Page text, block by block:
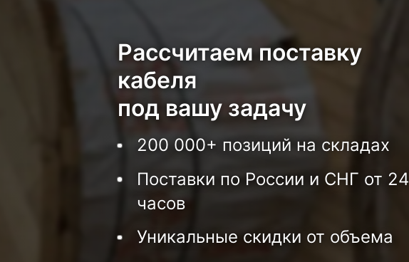
Рассчитаем поставку
кабеля
под вашу задачу
200 000+ позиций на складах
Поставки по России и СНГ от 24
часов
Уникальные скидки от объема